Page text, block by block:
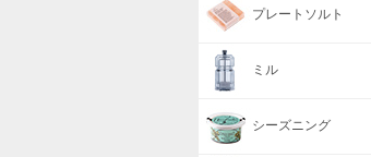
プレートソルト
ミル
シーズニング